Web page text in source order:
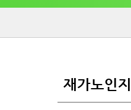
재가노인